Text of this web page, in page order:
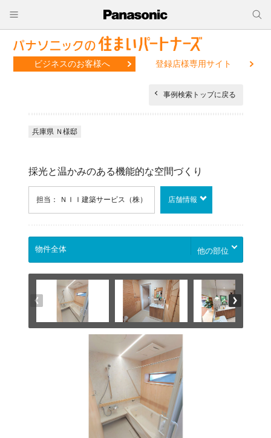
ビジネスのお客様へ 登録店様専用サイト
事例検索トップに戻る
兵庫県 Ｎ様邸
採光と温かみのある機能的な空間づくり
担当： ＮＩＩ建築サービス（株） 店舗情報
他の部位